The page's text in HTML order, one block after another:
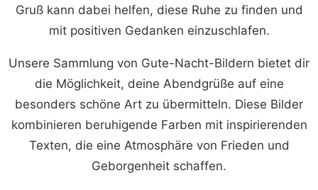
Gruß kann dabei helfen, diese Ruhe zu finden und
mit positiven Gedanken einzuschlafen.
Unsere Sammlung von Gute-Nacht-Bildern bietet dir
die Möglichkeit, deine Abendgrüße auf eine
besonders schöne Art zu übermitteln. Diese Bilder
kombinieren beruhigende Farben mit inspirierenden
Texten, die eine Atmosphäre von Frieden und
Geborgenheit schaffen.